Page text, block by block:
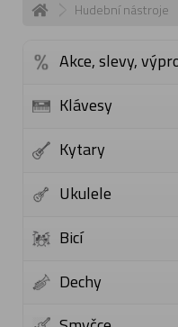
Hudební nástroje
Akce, slevy,
Klávesy
Kytary
Ukulele
Bicí
Dechy